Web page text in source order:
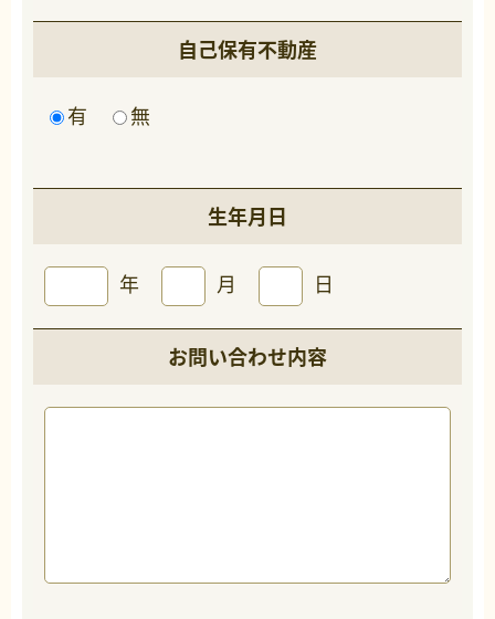
自己保有不動産
有 無
生年月日
年 月 日
お問い合わせ内容